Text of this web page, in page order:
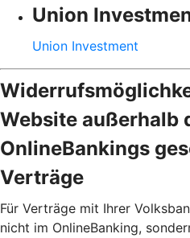
Union
Union Investment
Website außerhalb
OnlineBankings
Verträge
Für Verträge mit Ihrer
nicht im OnlineBanking,